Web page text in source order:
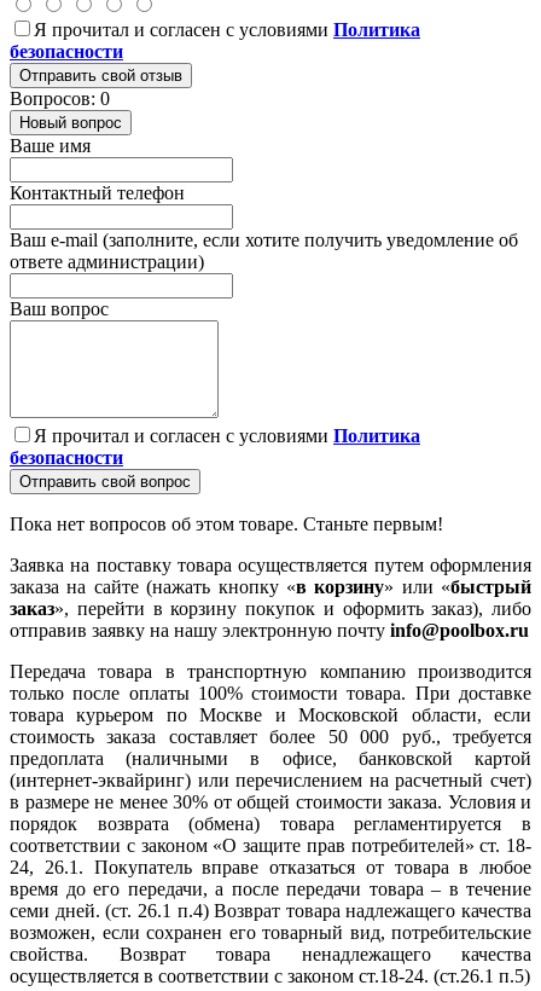
Я прочитал и согласен с условиями Политика
безопасности
Отправить свой отзыв
Вопросов: 0
Новый вопрос
Ваше имя
Контактный телефон
Ваш e-mail (заполните, если хотите получить уведомление об
ответе администрации)
Ваш вопрос
Я прочитал и согласен с условиями Политика
безопасности
Отправить свой вопрос
Пока нет вопросов об этом товаре. Станьте первым!
Заявка на поставку товара осуществляется путем оформления
заказа на сайте (нажать кнопку «в корзину» или «быстрый
заказ», перейти в корзину покупок и оформить заказ), либо
отправив заявку на нашу электронную почту info@poolbox.ru
Передача товара в транспортную компанию производится
только после оплаты 100% стоимости товара. При доставке
товара курьером по Москве и Московской области, если
стоимость заказа составляет более 50 000 руб., требуется
предоплата (наличными в офисе, банковской картой
(интернет-эквайринг) или перечислением на расчетный счет)
в размере не менее 30% от общей стоимости заказа. Условия и
порядок возврата (обмена) товара регламентируется в
соответствии с законом «О защите прав потребителей» ст. 18-
24, 26.1. Покупатель вправе отказаться от товара в любое
время до его передачи, а после передачи товара – в течение
семи дней. (ст. 26.1 п.4) Возврат товара надлежащего качества
возможен, если сохранен его товарный вид, потребительские
свойства. Возврат товара ненадлежащего качества
осуществляется в соответствии с законом ст.18-24. (ст.26.1 п.5)